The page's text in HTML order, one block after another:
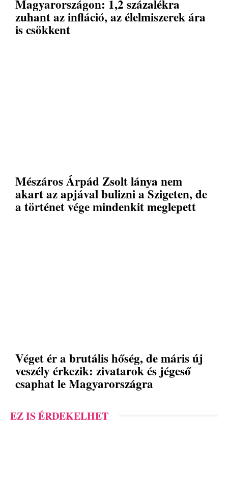
Magyarországon: 1,2 százalékra
zuhant az infláció, az élelmiszerek ára
is csökkent
Mészáros Árpád Zsolt lánya nem
akart az apjával bulizni a Szigeten, de
a történet vége mindenkit meglepett
Véget ér a brutális hőség, de máris új
veszély érkezik: zivatarok és jégeső
csaphat le Magyarországra
EZ IS ÉRDEKELHET